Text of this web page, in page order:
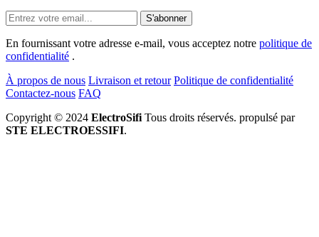
S'abonner
En fournissant votre adresse e-mail, vous acceptez notre politique de
confidentialité .
À propos de nous Livraison et retour Politique de confidentialité
Contactez-nous FAQ
Copyright © 2024 ElectroSifi Tous droits réservés. propulsé par
STE ELECTROESSIFI.